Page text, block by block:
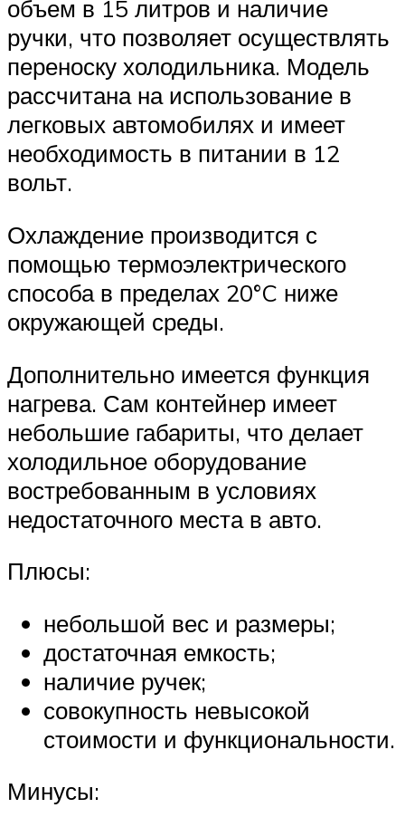
объем в 15 литров и наличие
ручки, что позволяет осуществлять
переноску холодильника. Модель
рассчитана на использование в
легковых автомобилях и имеет
необходимость в питании в 12
вольт.
Охлаждение производится с
помощью термоэлектрического
способа в пределах 20°C ниже
окружающей среды.
Дополнительно имеется функция
нагрева. Сам контейнер имеет
небольшие габариты, что делает
холодильное оборудование
востребованным в условиях
недостаточного места в авто.
Плюсы:
небольшой вес и размеры;
достаточная емкость;
наличие ручек;
совокупность невысокой
стоимости и функциональности.
Минусы: